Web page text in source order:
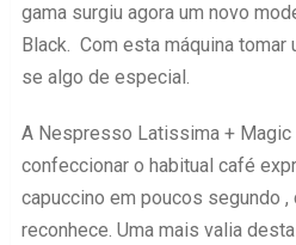
gama surgiu agora um novo
Black. Com esta máquina tomar
se algo de especial.
A Nespresso Latissima + Magic
confeccionar o habitual café
capuccino em poucos segundo
reconhece. Uma mais valia